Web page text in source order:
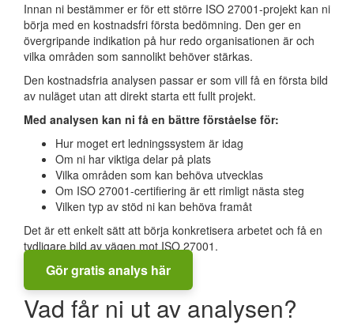
Innan ni bestämmer er för ett större ISO 27001-projekt kan ni
börja med en kostnadsfri första bedömning. Den ger en
övergripande indikation på hur redo organisationen är och
vilka områden som sannolikt behöver stärkas.
Den kostnadsfria analysen passar er som vill få en första bild
av nuläget utan att direkt starta ett fullt projekt.
Med analysen kan ni få en bättre förståelse för:
Hur moget ert ledningssystem är idag
Om ni har viktiga delar på plats
Vilka områden som kan behöva utvecklas
Om ISO 27001-certifiering är ett rimligt nästa steg
Vilken typ av stöd ni kan behöva framåt
Det är ett enkelt sätt att börja konkretisera arbetet och få en
tydligare bild av vägen mot ISO 27001.
Gör gratis analys här
Vad får ni ut av analysen?